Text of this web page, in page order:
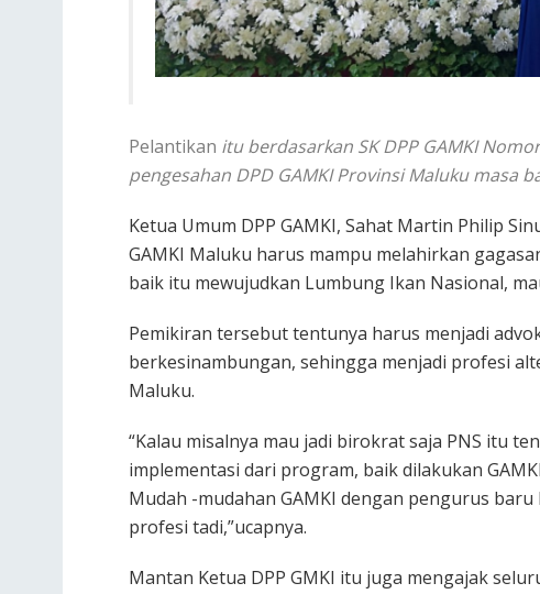
Pelantikan itu berdasarkan SK DPP GAMKI
pengesahan DPD GAMKI Provinsi Maluku masa
Ketua Umum DPP GAMKI, Sahat Martin Philip
GAMKI Maluku harus mampu melahirkan
baik itu mewujudkan Lumbung Ikan Nasional,
Pemikiran tersebut tentunya harus menjadi
berkesinambungan, sehingga menjadi profesi
Maluku.
“Kalau misalnya mau jadi birokrat saja PNS itu
implementasi dari program, baik dilakukan
Mudah -mudahan GAMKI dengan pengurus
profesi tadi,”ucapnya.
Mantan Ketua DPP GMKI itu juga mengajak